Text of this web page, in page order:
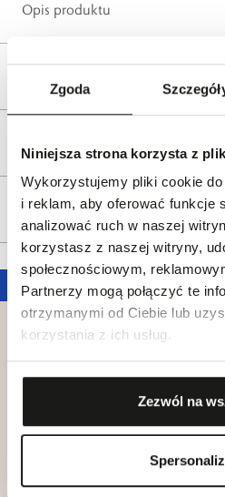
Zgoda
Niniejsza strona korzysta z
Wykorzystujemy pliki cookie
i reklam, aby oferować funkcje
analizować ruch w naszej
korzystasz z naszej witryny,
społecznościowym,
Partnerzy mogą połączyć te
otrzymanymi od Ciebie lub
korzystania z ich usług.
Zezwól na
Opis produktu
Tagi
Klub dla
Przyjaciół
W.KRUK
Dołącz